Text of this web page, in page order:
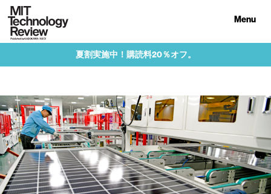
Menu
夏割実施中！購読料20％オフ。